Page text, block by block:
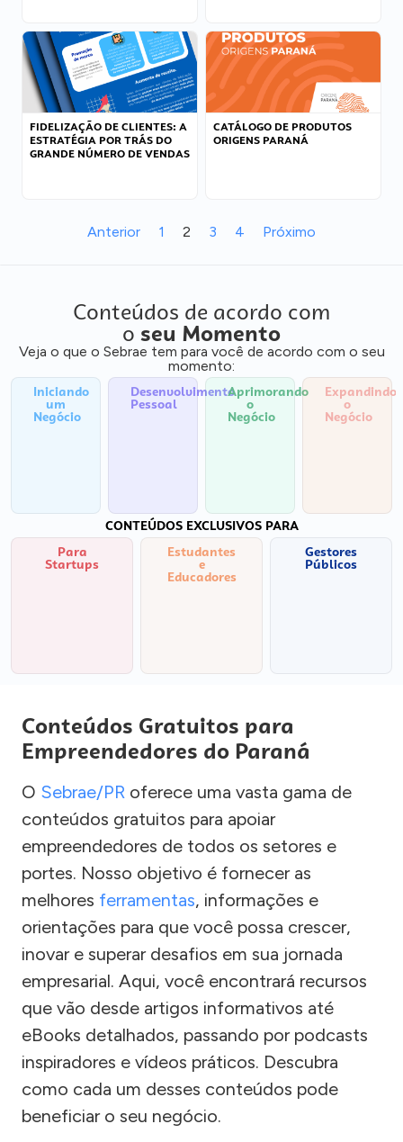
FIDELIZAÇÃO DE CLIENTES: A
ESTRATÉGIA POR TRÁS DO
GRANDE NÚMERO DE VENDAS
CATÁLOGO DE PRODUTOS
ORIGENS PARANÁ
Anterior 1 2 3 4 Próximo
Conteúdos de acordo com
o seu Momento
Veja o que o Sebrae tem para você de acordo com o seu
momento:
Iniciando
um
Negócio
Desenvolvimento
Pessoal
Aprimorando
o
Negócio
Expandindo
o
Negócio
CONTEÚDOS EXCLUSIVOS PARA
Para
Startups
Estudantes
e
Educadores
Gestores
Públicos
Conteúdos Gratuitos para
Empreendedores do Paraná
O Sebrae/PR oferece uma vasta gama de
conteúdos gratuitos para apoiar
empreendedores de todos os setores e
portes. Nosso objetivo é fornecer as
melhores ferramentas, informações e
orientações para que você possa crescer,
inovar e superar desafios em sua jornada
empresarial. Aqui, você encontrará recursos
que vão desde artigos informativos até
eBooks detalhados, passando por podcasts
inspiradores e vídeos práticos. Descubra
como cada um desses conteúdos pode
beneficiar o seu negócio.